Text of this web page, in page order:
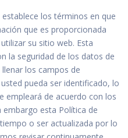
los términos en que
que es proporcionada
su sitio web. Esta
la seguridad de los datos de
los campos de
pueda ser identificado, lo
empleará de acuerdo con los
esta Política de
o ser actualizada por lo